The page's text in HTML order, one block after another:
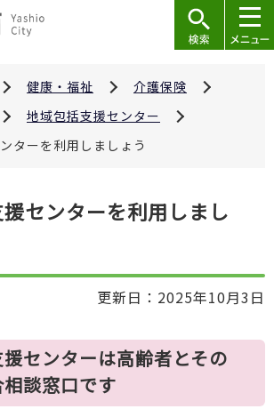
健康・福祉
介護保険
地域包括支援センター
ターを利用しましょう
センターを利用しまし
更新日：2025年10月3日
センターは高齢者とその
談窓口です